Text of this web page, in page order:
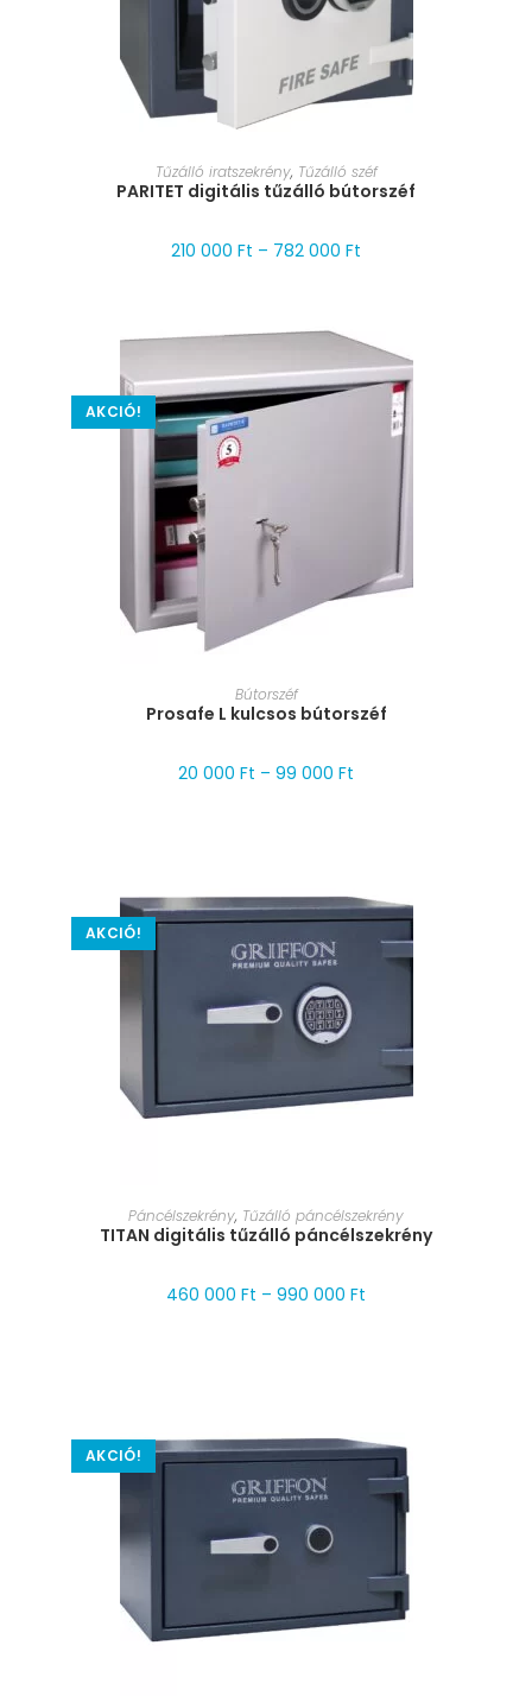
MÉRET VÁLASZTÁSA
Tűzálló iratszekrény, Tűzálló széf
PARITET digitális tűzálló bútorszéf
210 000 Ft – 782 000 Ft
AKCIÓ!
MÉRET VÁLASZTÁSA
Bútorszéf
Prosafe L kulcsos bútorszéf
20 000 Ft – 99 000 Ft
AKCIÓ!
MÉRET VÁLASZTÁSA
Páncélszekrény, Tűzálló páncélszekrény
TITAN digitális tűzálló páncélszekrény
460 000 Ft – 990 000 Ft
AKCIÓ!